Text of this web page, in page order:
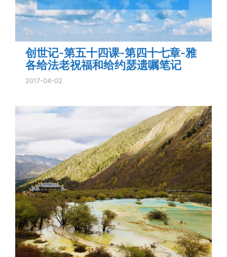
创世记-第五十四课-第四十七章-雅
各给法老祝福和给约瑟遗嘱笔记
2017-04-02